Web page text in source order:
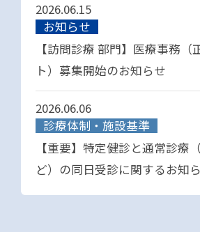
2026.06.15
お知らせ
【訪問診療 部門】医療事務（
ト）募集開始のお知らせ
2026.06.06
診療体制・施設基準
【重要】特定健診と通常診療
ど）の同日受診に関するお知